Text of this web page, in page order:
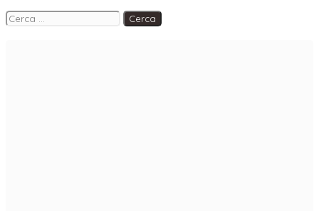
Facebook
Instagram
Pinterest
Ricerca